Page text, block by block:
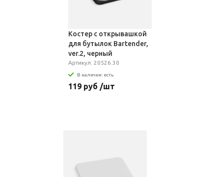
Костер с открывашкой
для бутылок Bartender,
ver.2, черный
Артикул: 20526.30
В наличии: есть
119 руб /шт